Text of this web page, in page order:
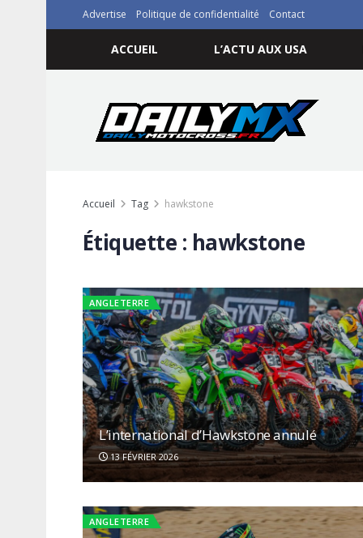
Advertise Politique de confidentialité Contact
ACCUEIL L’ACTU AUX USA
Accueil Tag hawkstone
Étiquette : hawkstone
ANGLETERRE
L’international d’Hawkstone annulé
13 FÉVRIER 2026
ANGLETERRE